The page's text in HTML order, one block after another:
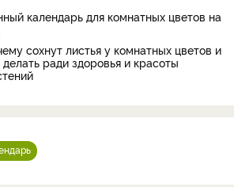
календарь для комнатных цветов на
сохнут листья у комнатных цветов и
делать ради здоровья и красоты